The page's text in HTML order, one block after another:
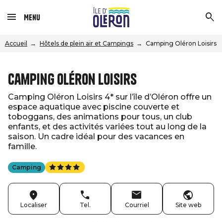
Menu
Accueil Hôtels de plein air et Campings Camping Oléron Loisirs
Camping Oléron Loisirs
Camping Oléron Loisirs 4* sur l’île d’Oléron offre un
espace aquatique avec piscine couverte et
toboggans, des animations pour tous, un club
enfants, et des activités variées tout au long de la
saison. Un cadre idéal pour des vacances en
famille.
Camping
Localiser Tel. Courriel Site web